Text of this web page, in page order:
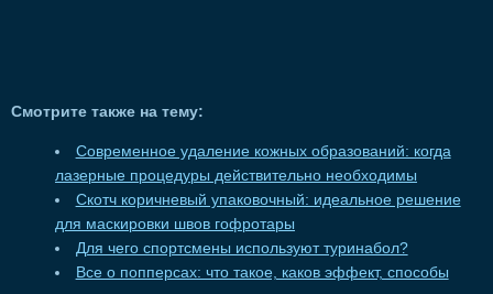
Смотрите также на тему:
Современное удаление кожных образований: когда
лазерные процедуры действительно необходимы
Скотч коричневый упаковочный: идеальное решение
для маскировки швов гофротары
Для чего спортсмены используют туринабол?
Все о попперсах: что такое, каков эффект, способы